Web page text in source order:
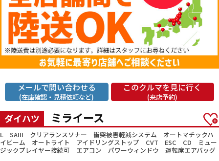
メールで問い合わせる
(在庫確認・見積依頼など)
このクルマを見に行く
(来店予約)
ダイハツ ミライース
L SAIII クリアランスソナー 衝突被害軽減システム オートマチックハ
イビーム オートライト アイドリングストップ CVT ESC CD ミュー
ジックプレイヤー接続可 エアコン パワーウィンドウ 運転席エアバッグ